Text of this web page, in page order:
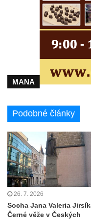
Kostel Narození
Kaple svatého
Debrna
Kaple svatého
Hrobová kaple
Kralupech nad
hřbitově v Kralupech
hřbitově v Kralupech
Hrobová kaple
v Kralupech nad
Chrám Záštity
hřbitovní kaple) v
Kostel Nejsvětější
MANA
Podobné články
26. 7. 2026
Socha Jana Valeria
Černé věže v Českých